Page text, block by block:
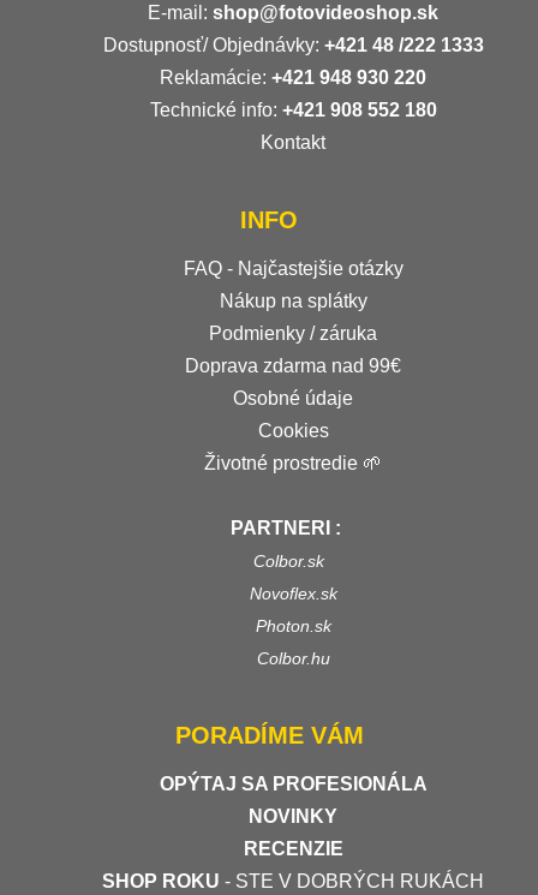
E-mail: shop@fotovideoshop.sk
Dostupnosť/ Objednávky: +421 48 /222 1333
Reklamácie: +421 948 930 220
Technické info: +421 908 552 180
Kontakt
INFO
FAQ - Najčastejšie otázky
Nákup na splátky
Podmienky / záruka
Doprava zdarma nad 99€
Osobné údaje
Cookies
Životné prostredie 🌱
PARTNERI :
Colbor.sk
Novoflex.sk
Photon.sk
Colbor.hu
PORADÍME VÁM
OPÝTAJ SA PROFESIONÁLA
NOVINKY
RECENZIE
SHOP ROKU - STE V DOBRÝCH RUKÁCH